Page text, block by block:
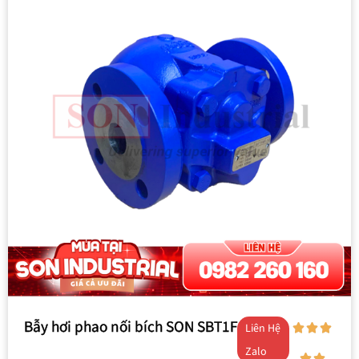
Bẫy hơi phao nối bích SON SBT1F Liên Hệ
Zalo